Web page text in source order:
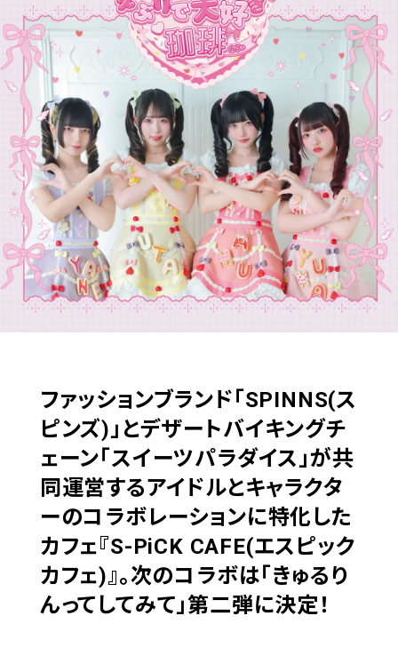
ファッションブランド「SPINNS(ス
ピンズ)」とデザートバイキングチ
ェーン「スイーツパラダイス」が共
同運営するアイドルとキャラクタ
ーのコラボレーションに特化した
カフェ『S-PiCK CAFE(エスピック
カフェ)』。次のコラボは「きゅるり
んってしてみて」第二弾に決定！